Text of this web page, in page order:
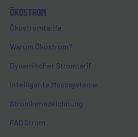
ÖKOSTROM
Ökostromtarife
Warum Ökostrom?
Dynamischer Stromtarif
Intelligente Messsysteme
Stromkennzeichnung
FAQ Strom
FAQ ERDGAS